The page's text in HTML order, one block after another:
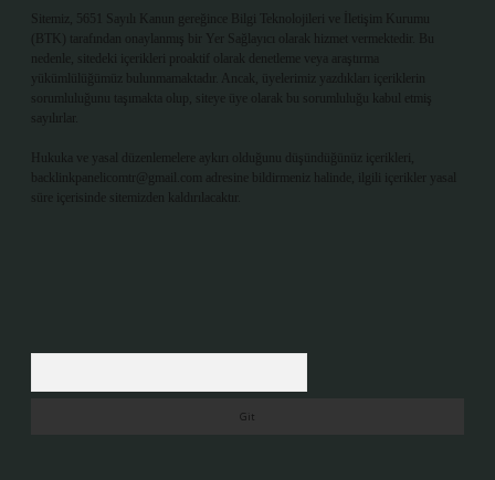
Sitemiz, 5651 Sayılı Kanun gereğince Bilgi Teknolojileri ve İletişim Kurumu
(BTK) tarafından onaylanmış bir Yer Sağlayıcı olarak hizmet vermektedir. Bu
nedenle, sitedeki içerikleri proaktif olarak denetleme veya araştırma
yükümlülüğümüz bulunmamaktadır. Ancak, üyelerimiz yazdıkları içeriklerin
sorumluluğunu taşımakta olup, siteye üye olarak bu sorumluluğu kabul etmiş
sayılırlar.
Hukuka ve yasal düzenlemelere aykırı olduğunu düşündüğünüz içerikleri,
backlinkpanelicomtr@gmail.com
adresine bildirmeniz halinde, ilgili içerikler yasal
süre içerisinde sitemizden kaldırılacaktır.